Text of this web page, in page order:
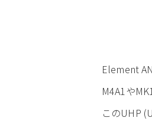
Element
M4A1や
このUHP